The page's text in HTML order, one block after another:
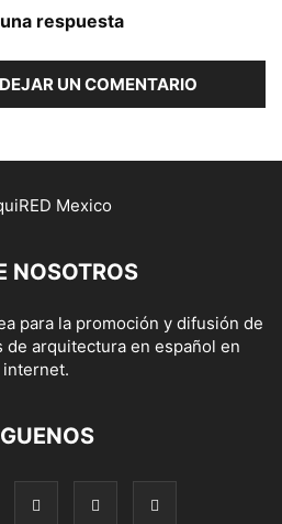
respuesta
UN COMENTARIO
NOSOTROS
para la promoción y difusión de
arquitectura en español en
internet.